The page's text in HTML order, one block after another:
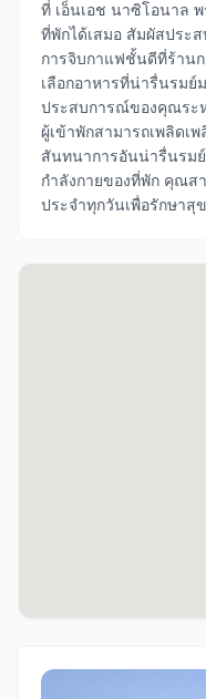
ที่ เอ็นเอช นาซิโอนาล
ที่พักได้เสมอ สัมผัสประ
การจิบกาแฟชั้นดีที่ร้าน
เลือกอาหารที่น่ารื่นรมย์
ประสบการณ์ของคุณระ
ผู้เข้าพักสามารถเพลิดเ
สันทนาการอันน่ารื่นรม
กำลังกายของที่พัก คุณสา
ประจำทุกวันเพื่อรักษาสุ